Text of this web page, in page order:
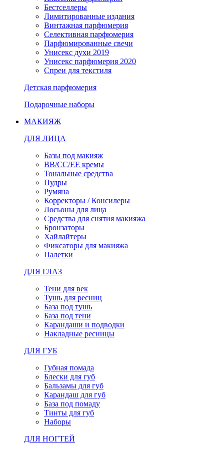
Бестселлеры
Лимитированные издания
Винтажная парфюмерия
Селективная парфюмерия
Парфюмированные свечи
Унисекс духи 2019
Унисекс парфюмерия 2020
Спреи для текстиля
Детская парфюмерия
Подарочные наборы
МАКИЯЖ
ДЛЯ ЛИЦА
Базы под макияж
BB/CC/EE кремы
Тональные средства
Пудры
Румяна
Корректоры / Консилеры
Лосьоны для лица
Средства для снятия макияжа
Бронзаторы
Хайлайтеры
Фиксаторы для макияжа
Палетки
ДЛЯ ГЛАЗ
Тени для век
Тушь для ресниц
База под тушь
База под тени
Карандаши и подводки
Накладные ресницы
ДЛЯ ГУБ
Губная помада
Блески для губ
Бальзамы для губ
Карандаш для губ
База под помаду
Тинты для губ
Наборы
ДЛЯ НОГТЕЙ